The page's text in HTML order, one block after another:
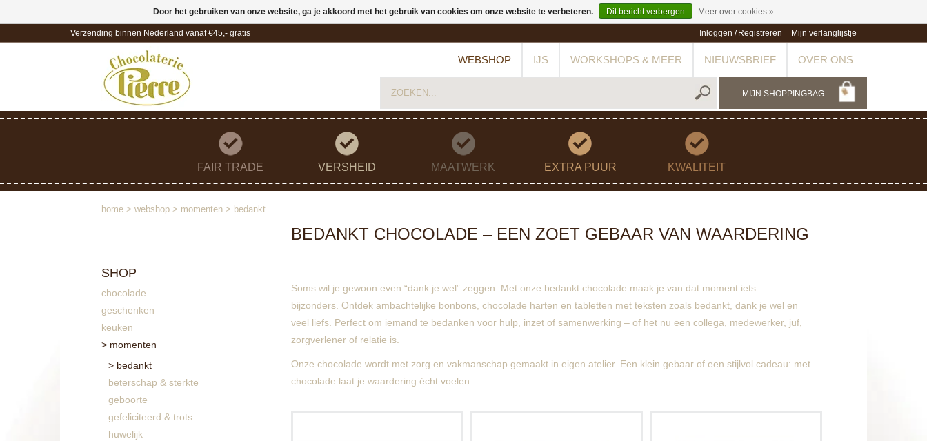
Verzending binnen Nederland vanaf €45,- gratis Inloggen / Registreren Mijn verlanglijstje
WEBSHOP IJS WORKSHOPS & MEER NIEUWSBRIEF OVER ONS
MIJN SHOPPINGBAG
FAIR TRADE VERSHEID MAATWERK EXTRA PUUR KWALITEIT
home > webshop > momenten > bedankt
SHOP
chocolade
geschenken
keuken
momenten
bedankt
beterschap & sterkte
geboorte
gefeliciteerd & trots
huwelijk
BEDANKT CHOCOLADE – EEN ZOET GEBAAR VAN WAARDERING
Soms wil je gewoon even “dank je wel” zeggen. Met onze bedankt chocolade maak je van dat moment iets
bijzonders. Ontdek ambachtelijke bonbons, chocolade harten en tabletten met teksten zoals bedankt, dank je wel en
veel liefs. Perfect om iemand te bedanken voor hulp, inzet of samenwerking – of het nu een collega, medewerker, juf,
zorgverlener of relatie is.
Onze chocolade wordt met zorg en vakmanschap gemaakt in eigen atelier. Een klein gebaar of een stijlvol cadeau: met
chocolade laat je waardering écht voelen.
Door het gebruiken van onze website, ga je akkoord met het gebruik van cookies om onze website te verbeteren. Dit bericht verbergen Meer over cookies »